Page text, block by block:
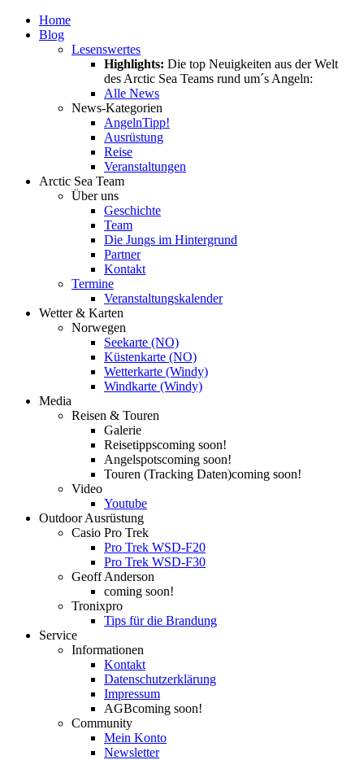
Home
Blog
Lesenswertes
Highlights: Die top Neuigkeiten aus der Welt
des Arctic Sea Teams rund um´s Angeln:
Alle News
News-Kategorien
AngelnTipp!
Ausrüstung
Reise
Veranstaltungen
Arctic Sea Team
Über uns
Geschichte
Team
Die Jungs im Hintergrund
Partner
Kontakt
Termine
Veranstaltungskalender
Wetter & Karten
Norwegen
Seekarte (NO)
Küstenkarte (NO)
Wetterkarte (Windy)
Windkarte (Windy)
Media
Reisen & Touren
Galerie
Reisetippscoming soon!
Angelspotscoming soon!
Touren (Tracking Daten)coming soon!
Video
Youtube
Outdoor Ausrüstung
Casio Pro Trek
Pro Trek WSD-F20
Pro Trek WSD-F30
Geoff Anderson
coming soon!
Tronixpro
Tips für die Brandung
Service
Informationen
Kontakt
Datenschutzerklärung
Impressum
AGBcoming soon!
Community
Mein Konto
Newsletter